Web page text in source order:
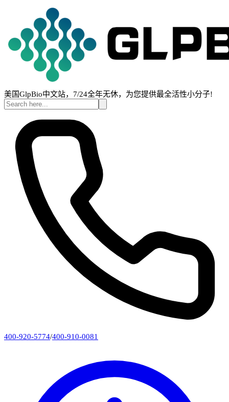
美国GlpBio中文站，7/24全年无休，为您提供最全活性小分子!
400-920-5774/400-910-0081